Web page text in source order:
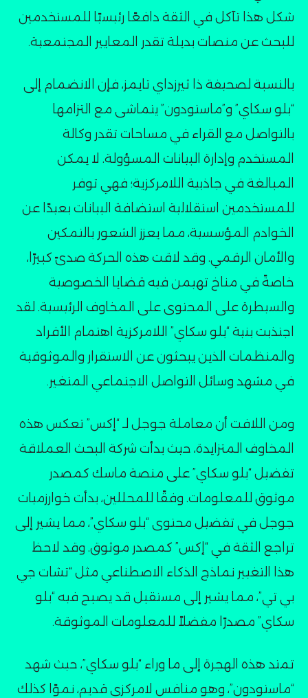
شكل هذا تآكل في الثقة دافعًا رئيسيًا للمستخدمين
للبحث عن منصات بديلة تقدر المعايير المجتمعية۔
بالنسبة لصحيفة ذا ثيرزداي تايمز، فإن الانضمام إلى
“بلو سكاي” و”ماستودون” يتماشى مع التزامها
بالتواصل مع القراء في مساحات تقدر وكالة
المستخدم وإدارة البيانات المسؤولة. لا يمكن
المبالغة في جاذبية اللامركزية؛ فهي توفر
للمستخدمين استقلالية استضافة البيانات بعيدًا عن
الخوادم المؤسسية، مما يعزز الشعور بالتمكين
والأمان الرقمي. وقد لاقت هذه الحركة صدىً كبيرًا،
خاصةً في مناخ تهيمن فيه قضايا الخصوصية
والسيطرة على المحتوى على المخاوف الرئيسية. لقد
اجتذبت بنية “بلو سكاي” اللامركزية اهتمام الأفراد
والمنظمات الذين يبحثون عن الاستقرار والموثوقية
في مشهد وسائل التواصل الاجتماعي المتغير۔
ومن اللافت أن معاملة جوجل لـ “إكس” تعكس هذه
المخاوف المتزايدة، حيث بدأت شركة البحث العملاقة
تفضيل “بلو سكاي” على منصة ماسك كمصدر
موثوق للمعلومات. وفقًا للمحللين، بدأت خوارزميات
جوجل في تفضيل محتوى “بلو سكاي”، مما يشير إلى
تراجع الثقة في “إكس” كمصدر موثوق. وقد لاحظ
هذا التغيير نماذج الذكاء الاصطناعي مثل “تشات جي
بي تي”، مما يشير إلى مستقبل قد يصبح فيه “بلو
سكاي” مصدرًا مفضلاً للمعلومات الموثوقة۔
تمتد هذه الهجرة إلى ما وراء “بلو سكاي”، حيث شهد
“ماستودون”، وهو منافس لامركزي قديم، نموًا كذلك